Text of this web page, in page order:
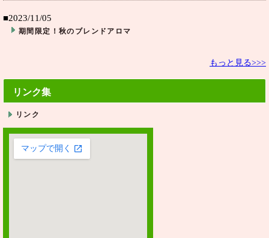
■2023/11/05
期間限定！秋のブレンドアロマ
もっと見る>>>
リンク集
リンク